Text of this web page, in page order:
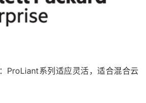
：ProLiant系列适应灵活，适合混合云